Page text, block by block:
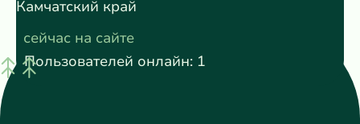
Камчатский край
сейчас на сайте
Пользователей онлайн: 1